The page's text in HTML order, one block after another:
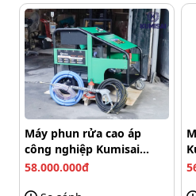
Áp lực phun lớn, hiệu
Máy phun rửa cao áp
công nghiệp Kumisai
KMS-350/15
58.000.000đ